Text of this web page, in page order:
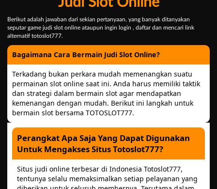
Berikut adalah jawaban dari sekian pertanyaan, yang banyak ditanyakan
seputar game judi slot online ataupun ingin login , daftar dan mencari link
alternatif totoslot777.
Bagaimana Cara Bermain Judi Slot Online?
Terkadang bukan perkara mudah memenangkan suatu
permainan slot online saat ini. Anda harus memiliki taktik
dan strategi dalam bermain slot agar mendapatkan
kemenangan dengan mudah. Berikut ini langkah untuk
bermain slot bersama TOTOSLOT777.
Perangkat Apa Saja Yang Dapat Digunakan
Untuk Mengakses Situs Totoslot777?
Situs judi online terbesar di Indonesia Totoslot777,
tentunya selalu memaksimalkan setiap pelayanan yang